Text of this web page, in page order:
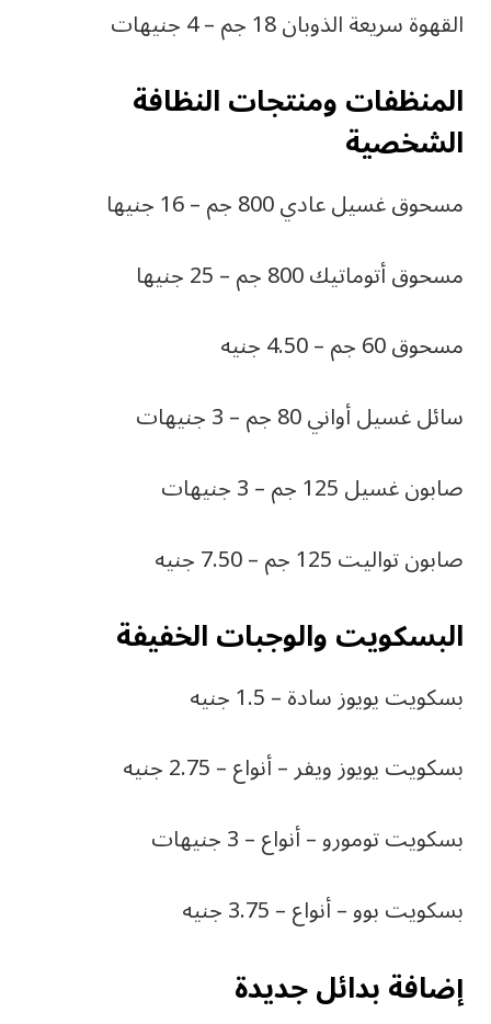
القهوة سريعة الذوبان 18 جم – 4 جنيهات
المنظفات ومنتجات النظافة
الشخصية
مسحوق غسيل عادي 800 جم – 16 جنيها
مسحوق أتوماتيك 800 جم – 25 جنيها
مسحوق 60 جم – 4.50 جنيه
سائل غسيل أواني 80 جم – 3 جنيهات
صابون غسيل 125 جم – 3 جنيهات
صابون تواليت 125 جم – 7.50 جنيه
البسكويت والوجبات الخفيفة
بسكويت يويوز سادة – 1.5 جنيه
بسكويت يويوز ويفر – أنواع – 2.75 جنيه
بسكويت تومورو – أنواع – 3 جنيهات
بسكويت بوو – أنواع – 3.75 جنيه
إضافة بدائل جديدة